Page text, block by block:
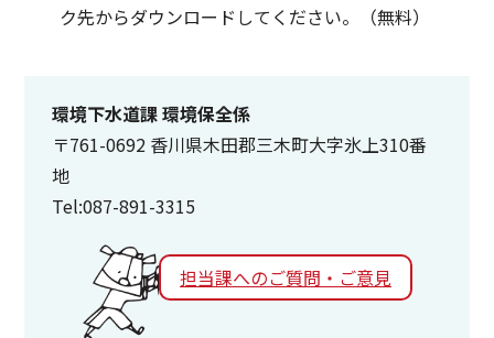
ク先からダウンロードしてください。（無料）
環境下水道課 環境保全係
〒761-0692 香川県木田郡三木町大字氷上310番
地
Tel:087-891-3315
担当課へのご質問・ご意見